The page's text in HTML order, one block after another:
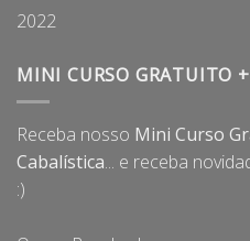
2022
MINI CURSO GRATUITO
Receba nosso Mini Curso
Cabalística... e receba
:)